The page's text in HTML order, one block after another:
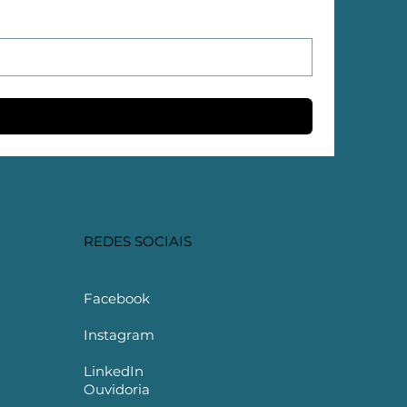
REDES SOCIAIS
Facebook
Instagram
LinkedIn
Ouvidoria